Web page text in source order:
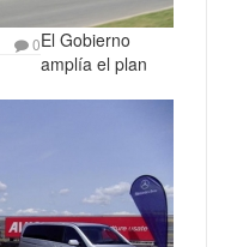
0El Gobierno
amplía el plan